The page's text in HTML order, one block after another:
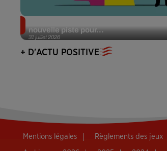
31 juillet 2026
nouvelle piste pour...
+ D'ACTU POSITIVE
Mentions légales Règlements des jeux